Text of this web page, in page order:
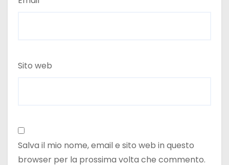
Sito web
Salva il mio nome, email e sito web in questo
browser per la prossima volta che commento.